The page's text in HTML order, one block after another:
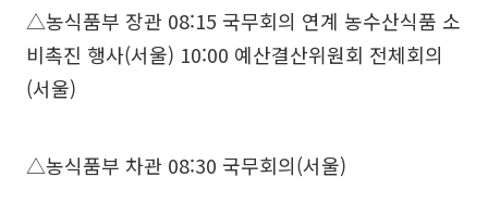
△농식품부 장관 08:15 국무회의 연계 농수산식품 소
비촉진 행사(서울) 10:00 예산결산위원회 전체회의
(서울)
△농식품부 차관 08:30 국무회의(서울)